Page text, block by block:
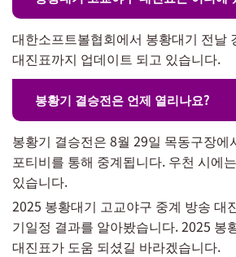
대한소프트볼협회에서 봉황대기 전날
대진표까지 업데이트 되고 있습니다.
봉황기 결승전은 언제 열리나요?
봉황기 결승전은 8월 29일 목동구장에
포티비를 통해 중계됩니다. 우천 시에
있습니다.
2025 봉황대기 고교야구 중계 방송 대
기일정 결과를 알아봤습니다. 2025 봉
대진표가 도움 되셨길 바라겠습니다.